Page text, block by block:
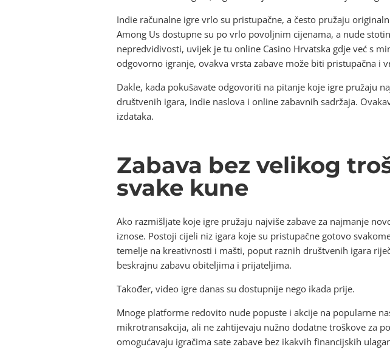
Indie računalne igre vrlo su pristupačne, a često pružaju
Among Us dostupne su po vrlo povoljnim cijenama, a nude
nepredvidivosti, uvijek je tu online Casino Hrvatska gdje već s
odgovorno igranje, ovakva vrsta zabave može biti pristupačna i
Dakle, kada pokušavate odgovoriti na pitanje koje igre pružaju
društvenih igara, indie naslova i online zabavnih sadržaja.
izdataka.
Zabava bez velikog
svake kune
Ako razmišljate koje igre pružaju najviše zabave za najmanje
iznose. Postoji cijeli niz igara koje su pristupačne gotovo
temelje na kreativnosti i mašti, poput raznih društvenih igara
beskrajnu zabavu obiteljima i prijateljima.
Također, video igre danas su dostupnije nego ikada prije.
Mnoge platforme redovito nude popuste i akcije na popularne
mikrotransakcija, ali ne zahtijevaju nužno dodatne troškove za
omogućavaju igračima sate zabave bez ikakvih financijskih